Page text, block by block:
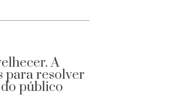
A
para resolver
público